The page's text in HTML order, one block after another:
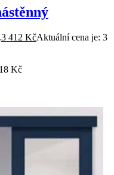
3 412 KčAktuální cena je: 3
Kč